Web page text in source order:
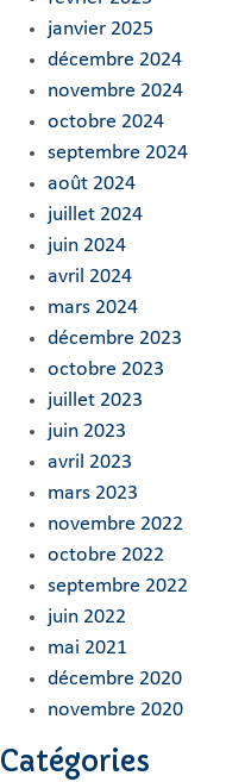
janvier 2025
décembre 2024
novembre 2024
octobre 2024
septembre 2024
août 2024
juillet 2024
juin 2024
avril 2024
mars 2024
décembre 2023
octobre 2023
juillet 2023
juin 2023
avril 2023
mars 2023
novembre 2022
octobre 2022
septembre 2022
juin 2022
mai 2021
décembre 2020
novembre 2020
Catégories